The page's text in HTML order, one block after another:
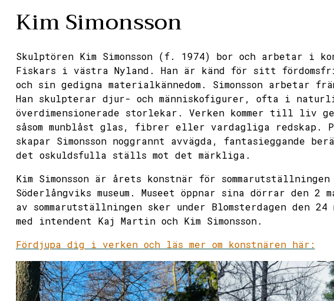
Kim Simonsson
Skulptören Kim Simonsson (f. 1974) bor och arbetar i
Fiskars i västra Nyland. Han är känd för sitt
och sin gedigna materialkännedom. Simonsson arbetar
Han skulpterar djur- och människofigurer, ofta i
överdimensionerade storlekar. Verken kommer till liv
såsom munblåst glas, fibrer eller vardagliga redskap.
skapar Simonsson noggrannt avvägda, fantasieggande
det oskuldsfulla ställs mot det märkliga.
Kim Simonsson är årets konstnär för sommarutställningen
Söderlångviks museum. Museet öppnar sina dörrar den 2
av sommarutställningen sker under Blomsterdagen den 24
med intendent Kaj Martin och Kim Simonsson.
Fördjupa dig i verken och läs mer om konstnären här: